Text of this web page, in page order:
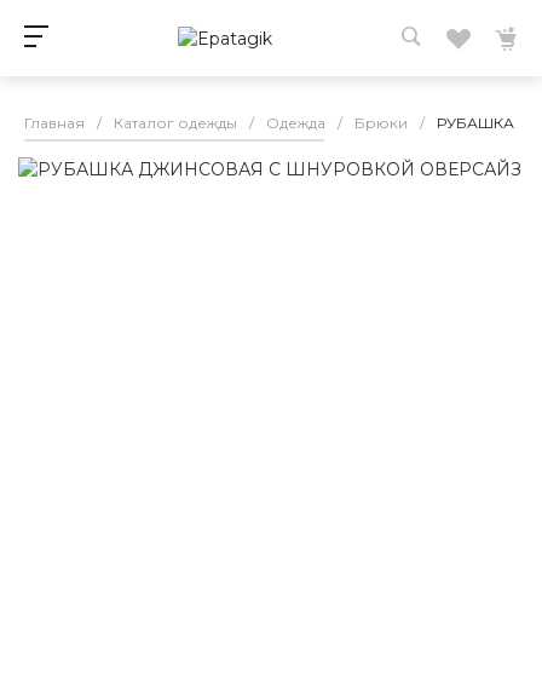
Главная / Каталог одежды / Одежда / Брюки / РУБАШКА